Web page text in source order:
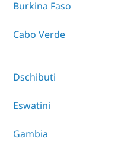
Burkina Faso
Cabo Verde
Dschibuti
Eswatini
Gambia